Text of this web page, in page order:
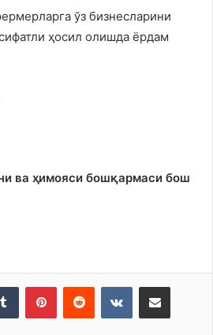
ўз бизнесларини
ҳосил олишда ёрдам
ва ҳимояси бошқармаси бош
Tumblr PinterestReddit VKontakteShare via Email